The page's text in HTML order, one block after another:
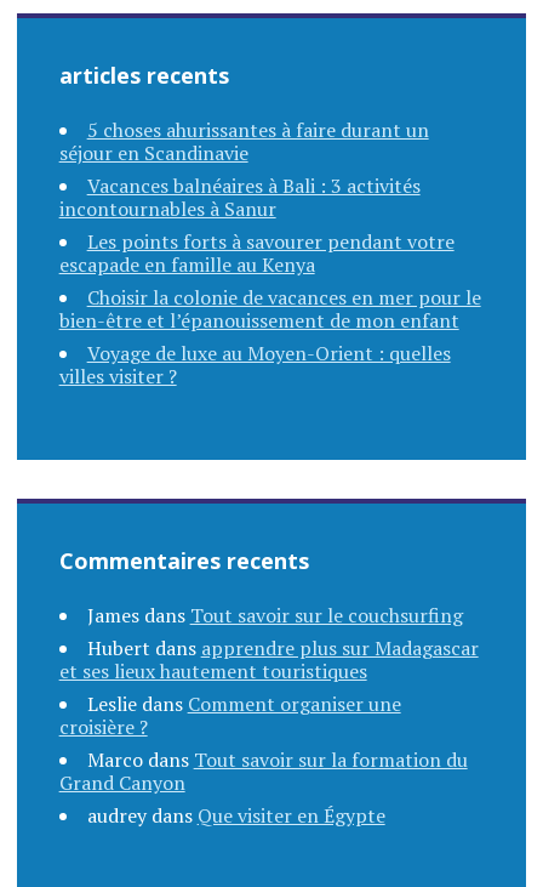
articles recents
5 choses ahurissantes à faire durant un
séjour en Scandinavie
Vacances balnéaires à Bali : 3 activités
incontournables à Sanur
Les points forts à savourer pendant votre
escapade en famille au Kenya
Choisir la colonie de vacances en mer pour le
bien-être et l’épanouissement de mon enfant
Voyage de luxe au Moyen-Orient : quelles
villes visiter ?
Commentaires recents
Jamesdans Tout savoir sur le couchsurfing
Hubert dans apprendre plus sur Madagascar
et ses lieux hautement touristiques
Lesliedans Comment organiser une
croisière ?
Marcodans Tout savoir sur la formation du
Grand Canyon
audreydans Que visiter en Égypte